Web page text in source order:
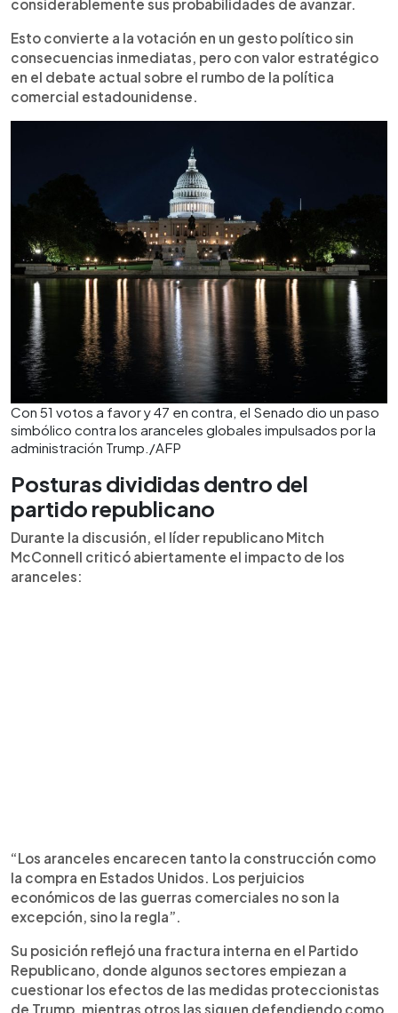
considerablemente sus probabilidades de avanzar.
Esto convierte a la votación en un gesto político sin
consecuencias inmediatas, pero con valor estratégico
en el debate actual sobre el rumbo de la política
comercial estadounidense.
Con 51 votos a favor y 47 en contra, el Senado dio un paso
simbólico contra los aranceles globales impulsados por la
administración Trump./AFP
Posturas divididas dentro del
partido republicano
Durante la discusión, el líder republicano Mitch
McConnell criticó abiertamente el impacto de los
aranceles:
“Los aranceles encarecen tanto la construcción como
la compra en Estados Unidos. Los perjuicios
económicos de las guerras comerciales no son la
excepción, sino la regla”.
Su posición reflejó una fractura interna en el Partido
Republicano, donde algunos sectores empiezan a
cuestionar los efectos de las medidas proteccionistas
de Trump, mientras otros las siguen defendiendo como